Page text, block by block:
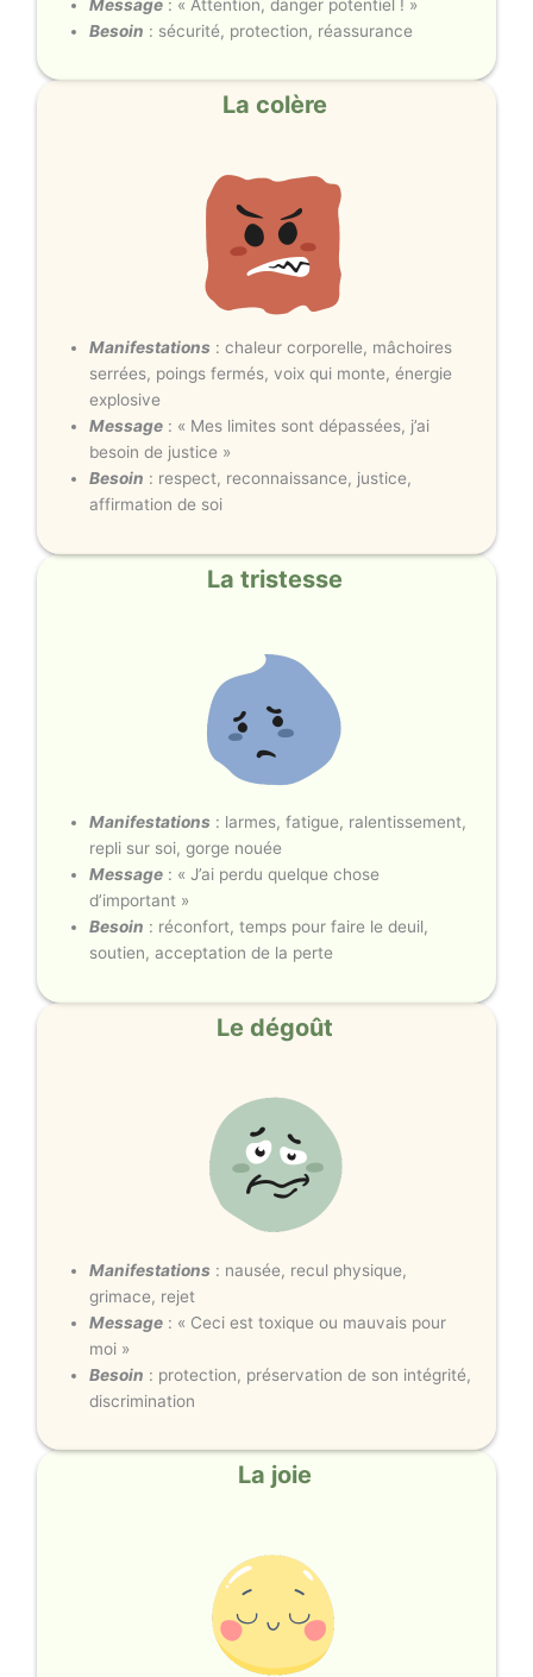
Message: « Attention, danger potentiel ! »
Besoin : sécurité, protection, réassurance
La colère
Manifestations : chaleur corporelle, mâchoires
serrées, poings fermés, voix qui monte, énergie
explosive
Message: « Mes limites sont dépassées, j’ai
besoin de justice »
Besoin : respect, reconnaissance, justice,
affirmation de soi
La tristesse
Manifestations : larmes, fatigue, ralentissement,
repli sur soi, gorge nouée
Message: « J’ai perdu quelque chose
d’important »
Besoin : réconfort, temps pour faire le deuil,
soutien, acceptation de la perte
Le dégoût
Manifestations : nausée, recul physique,
grimace, rejet
Message: « Ceci est toxique ou mauvais pour
moi »
Besoin : protection, préservation de son intégrité,
discrimination
La joie